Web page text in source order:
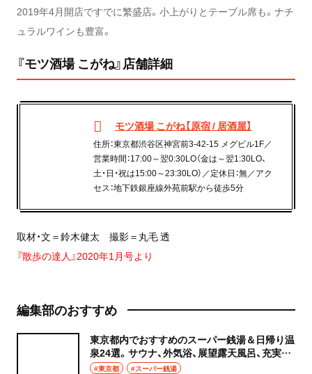
2019年4月開店ですでに繁盛店。小上がりとテーブル席も。ナチ
ュラルワインも豊富。
『モツ酒場 こがね』店舗詳細
モツ酒場 こがね【原宿 / 居酒屋】
住所：東京都渋谷区神宮前3-42-15 メグビル1F／
営業時間：17:00～翌0:30LO（金は～翌1:30LO、
土・日・祝は15:00～23:30LO）／定休日：無／アク
セス：地下鉄銀座線外苑前駅から徒歩5分
取材・文＝鈴木健太 撮影＝丸毛 透
『散歩の達人』2020年1月号より
編集部のおすすめ
東京都内でおすすめのスーパー銭湯＆日帰り温
泉24選。サウナ、外気浴、展望露天風呂、充実の
癒やし空間へ
#東京都 #スーパー銭湯